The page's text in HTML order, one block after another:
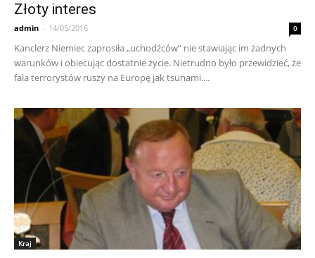
Złoty interes
admin - 14/05/2016 0
Kanclerz Niemiec zaprosiła „uchodźców” nie stawiając im żadnych
warunków i obiecując dostatnie życie. Nietrudno było przewidzieć, że
fala terrorystów ruszy na Europę jak tsunami....
Kraj